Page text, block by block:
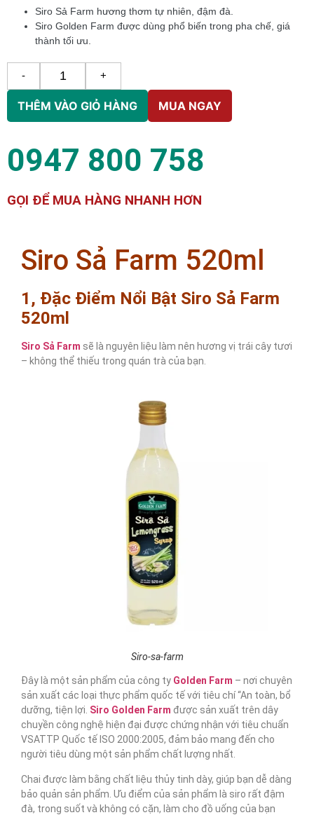
Siro Sả Farm hương thơm tự nhiên, đậm đà.
Siro Golden Farm được dùng phổ biến trong pha chế, giá
thành tối ưu.
- +
THÊM VÀO GIỎ HÀNG MUA NGAY
0947 800 758
GỌI ĐỂ MUA HÀNG NHANH HƠN
Siro Sả Farm 520ml
1, Đặc Điểm Nổi Bật Siro Sả Farm
520ml
Siro Sả Farm sẽ là nguyên liệu làm nên hương vị trái cây tươi
– không thể thiếu trong quán trà của bạn.
Siro-sa-farm
Đây là một sản phẩm của công ty Golden Farm – nơi chuyên
sản xuất các loại thực phẩm quốc tế với tiêu chí “An toàn, bổ
dưỡng, tiện lợi. Siro Golden Farm được sản xuất trên dây
chuyền công nghệ hiện đại được chứng nhận với tiêu chuẩn
VSATTP Quốc tế ISO 2000:2005, đảm bảo mang đến cho
người tiêu dùng một sản phẩm chất lượng nhất.
Chai được làm bằng chất liệu thủy tinh dày, giúp bạn dễ dàng
bảo quản sản phẩm. Ưu điểm của sản phẩm là siro rất đậm
đà, trong suốt và không có cặn, làm cho đồ uống của bạn